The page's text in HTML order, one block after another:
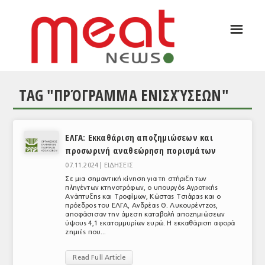
ΕΙΔΗΣΕΙΣ
ΘΕΜΑΤΑ
ΕΥΡΩΠΑΪΚΕΣ ΑΠΟΦΑΣΕΙΣ
☰
TAG "ΠΡΌΓΡΑΜΜΑ ΕΝΙΣΧΎΣΕΩΝ"
ΕΛΓΑ: Εκκαθάριση αποζημιώσεων και
προσωρινή αναθεώρηση πορισμάτων
07.11.2024 |
ΕΙΔΗΣΕΙΣ
Σε μια σημαντική κίνηση για τη στήριξη των
πληγέντων κτηνοτρόφων, ο υπουργός Αγροτικής
Ανάπτυξης και Τροφίμων, Κώστας Τσιάρας και ο
πρόεδρος του ΕΛΓΑ, Ανδρέας Θ. Λυκουρέντζος,
αποφάσισαν την άμεση καταβολή αποζημιώσεων
ύψους 4,1 εκατομμυρίων ευρώ. Η εκκαθάριση αφορά
ζημιές που...
Read Full Article